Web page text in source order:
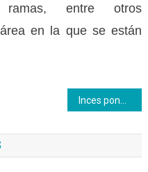
ramas, entre otros
en la que se están